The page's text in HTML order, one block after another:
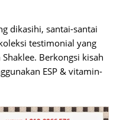
dikasihi, santai-santai
testimonial yang
Berkongsi kisah
ESP & vitamin-